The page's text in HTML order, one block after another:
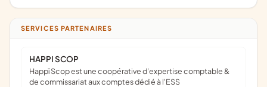
SERVICES PARTENAIRES
HAPPI SCOP
Happï Scop est une coopérative d’expertise comptable &
de commissariat aux comptes dédié à l'ESS